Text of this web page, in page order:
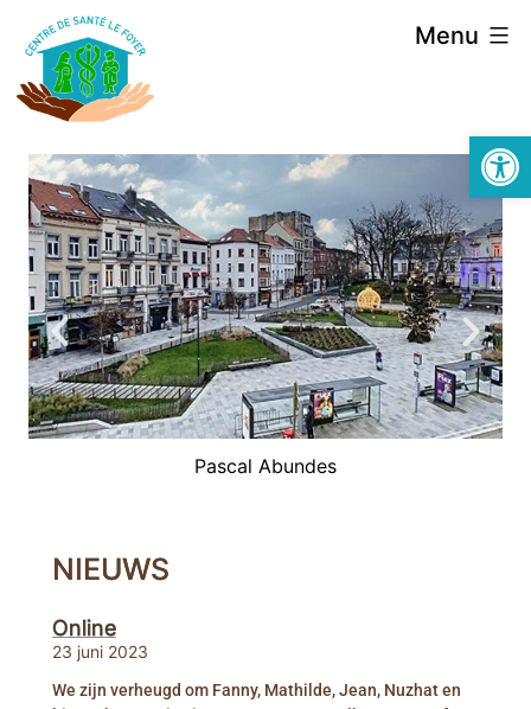
Menu
Pascal Abundes
NIEUWS
Online
23 juni 2023
We zijn verheugd om Fanny, Mathilde, Jean, Nuzhat en